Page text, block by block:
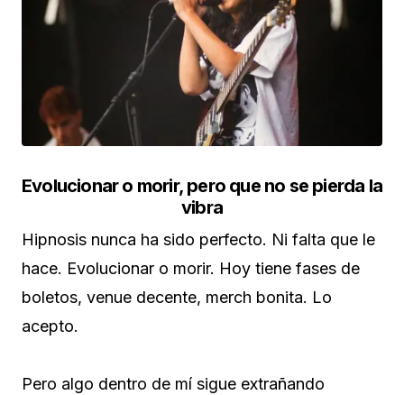
Evolucionar o morir, pero que no se pierda la
vibra
Hipnosis nunca ha sido perfecto. Ni falta que le
hace. Evolucionar o morir. Hoy tiene fases de
boletos, venue decente, merch bonita. Lo
acepto.
Pero algo dentro de mí sigue extrañando